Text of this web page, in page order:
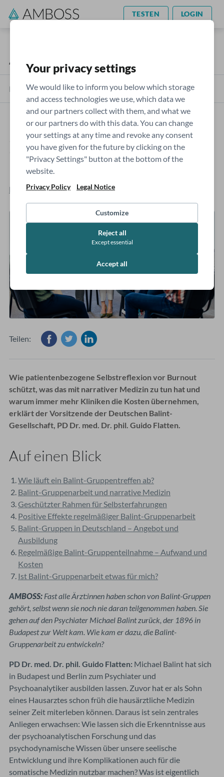
Your privacy settings
We would like to inform you below which storage
and access technologies we use, which data we
and our partners collect with them, and what we
or our partners do with this data. You can change
your settings at any time and revoke any consent
you have given for the future by clicking on the
"Privacy Settings" button at the bottom of the
website.
Privacy Policy Legal Notice
Customize
Reject all
Except essential
Accept all
TESTEN LOGIN
AMBOSS Blog
Kategorien
„Die Droge Arzt“: Mit Balint-
Gruppen die eigene Wirkung
reflektieren
Britta Verlinden- Freitag, 12.8.2022
Teilen:
Wie patientenbezogene Selbstreflexion vor Burnout
schützt, was das mit narrativer Medizin zu tun hat und
warum immer mehr Kliniken die Kosten übernehmen,
erklärt der Vorsitzende der Deutschen Balint-
Gesellschaft, PD Dr. med. Dr. phil. Guido Flatten.
Auf einen Blick
Wie läuft ein Balint-Gruppentreffen ab?
Balint-Gruppenarbeit und narrative Medizin
Geschützter Rahmen für Selbsterfahrungen
Positive Effekte regelmäßiger Balint-Gruppenarbeit
Balint-Gruppen in Deutschland – Angebot und
Ausbildung
Regelmäßige Balint-Gruppenteilnahme – Aufwand und
Kosten
Ist Balint-Gruppenarbeit etwas für mich?
AMBOSS: Fast alle Ärzt:innen haben schon von Balint-Gruppen
gehört, selbst wenn sie noch nie daran teilgenommen haben. Sie
gehen auf den Psychiater Michael Balint zurück, der 1896 in
Budapest zur Welt kam. Wie kam er dazu, die Balint-
Gruppenarbeit zu entwickeln?
PD Dr. med. Dr. phil. Guido Flatten: Michael Balint hat sich
in Budapest und Berlin zum Psychiater und
Psychoanalytiker ausbilden lassen. Zuvor hat er als Sohn
eines Hausarztes schon früh die hausärztliche Medizin
seiner Zeit miterleben können. Daraus ist sein zentrales
Anliegen erwachsen: Wie lassen sich die Erkenntnisse aus
der psychoanalytischen Forschung und das
psychodynamische Wissen über unsere seelische
Entwicklung und ihre Komplikationen auch für die
somatische Medizin nutzbar machen? Was ist eigentlich